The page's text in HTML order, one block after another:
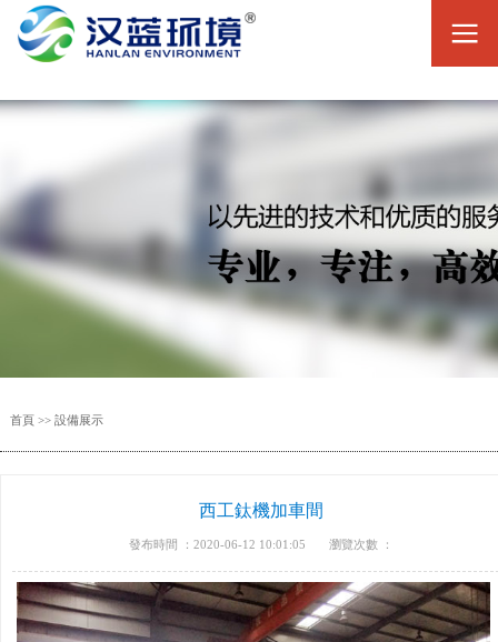
首頁>> 設備展示
西工鈦機加車間
發布時間 ：2020-06-12 10:01:05 瀏覽次數 ：